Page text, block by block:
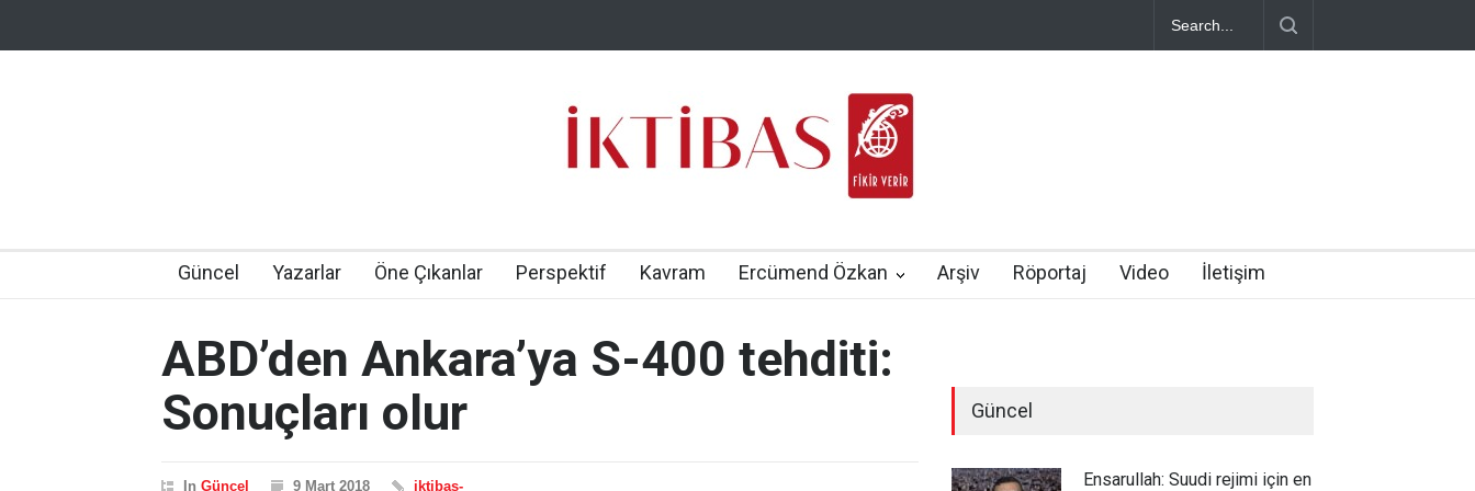
Güncel Yazarlar Öne Çıkanlar Perspektif Kavram Ercümend Özkan Arşiv Röportaj Video İletişim
ABD’den Ankara’ya S-400 tehditi:
Sonuçları olur
In Güncel 9 Mart 2018 iktibas-
Güncel
Ensarullah: Suudi rejimi için en